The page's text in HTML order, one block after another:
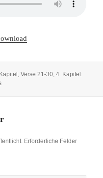
Verse 21-30,4. Kapitel:
Erforderliche Felder